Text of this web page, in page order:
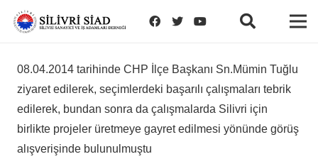
08.04.2014 tarihinde CHP İlçe Başkanı Sn.Mümin Tuğlu
ziyaret edilerek, seçimlerdeki başarılı çalışmaları tebrik
edilerek, bundan sonra da çalışmalarda Silivri için
birlikte projeler üretmeye gayret edilmesi yönünde görüş
alışverişinde bulunulmuştu